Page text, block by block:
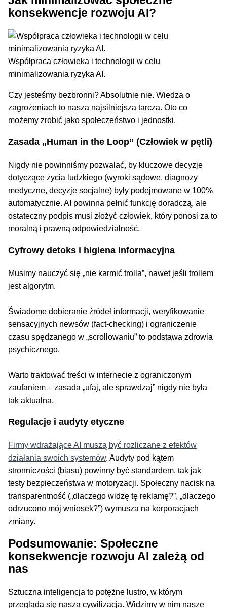
konsekwencje rozwoju AI?
Współpraca człowieka i technologii w celu
minimalizowania ryzyka AI.
Czy jesteśmy bezbronni? Absolutnie nie. Wiedza o
zagrożeniach to nasza najsilniejsza tarcza. Oto co
możemy zrobić jako społeczeństwo i jednostki.
Zasada „Human in the Loop” (Człowiek w pętli)
Nigdy nie powinniśmy pozwalać, by kluczowe decyzje
dotyczące życia ludzkiego (wyroki sądowe, diagnozy
medyczne, decyzje socjalne) były podejmowane w 100%
automatycznie. AI powinna pełnić funkcję doradczą, ale
ostateczny podpis musi złożyć człowiek, który ponosi za to
moralną i prawną odpowiedzialność.
Cyfrowy detoks i higiena informacyjna
Musimy nauczyć się „nie karmić trolla”, nawet jeśli trollem
jest algorytm.
Świadome dobieranie źródeł informacji, weryfikowanie
sensacyjnych newsów (fact-checking) i ograniczenie
czasu spędzanego w „scrollowaniu” to podstawa zdrowia
psychicznego.
Warto traktować treści w internecie z ograniczonym
zaufaniem – zasada „ufaj, ale sprawdzaj” nigdy nie była
tak aktualna.
Regulacje i audyty etyczne
Firmy wdrażające AI muszą być rozliczane z efektów
działania swoich systemów. Audyty pod kątem
stronniczości (biasu) powinny być standardem, tak jak
testy bezpieczeństwa w motoryzacji. Społeczny nacisk na
transparentność („dlaczego widzę tę reklamę?”, „dlaczego
odrzucono mój wniosek?”) wymusza na korporacjach
zmiany.
Podsumowanie: Społeczne
konsekwencje rozwoju AI zależą od
nas
Sztuczna inteligencja to potężne lustro, w którym
przegląda się nasza cywilizacja. Widzimy w nim nasze